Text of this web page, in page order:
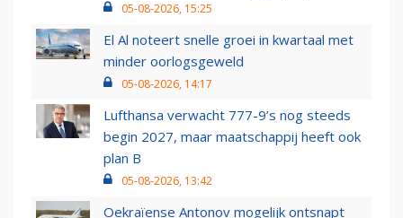
05-08-2026, 15:25
El Al noteert snelle groei in kwartaal met
minder oorlogsgeweld
05-08-2026, 14:17
Lufthansa verwacht 777-9’s nog steeds
begin 2027, maar maatschappij heeft ook
plan B
05-08-2026, 13:42
Oekraïense Antonov mogelijk ontsnapt